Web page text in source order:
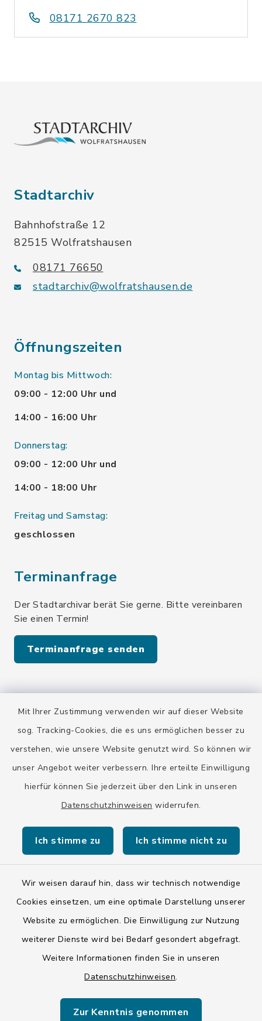
Mit Ihrer Zustimmung verwenden wir auf dieser Website
sog. Tracking-Cookies, die es uns ermöglichen besser zu
verstehen, wie unsere Website genutzt wird. So können wir
unser Angebot weiter verbessern. Ihre erteilte Einwilligung
hierfür können Sie jederzeit über den Link in unseren
Datenschutzhinweisen widerrufen.
Ich stimme zu Ich stimme nicht zu
Wir weisen darauf hin, dass wir technisch notwendige
Cookies einsetzen, um eine optimale Darstellung unserer
Website zu ermöglichen. Die Einwilligung zur Nutzung
weiterer Dienste wird bei Bedarf gesondert abgefragt.
Weitere Informationen finden Sie in unseren
Datenschutzhinweisen.
Zur Kenntnis genommen
08171 2670 823
Stadtarchiv
Bahnhofstraße 12
82515 Wolfratshausen
08171 76650
stadtarchiv@wolfratshausen.de
Öffnungszeiten
Montag bis Mittwoch:
09:00 - 12:00 Uhr und
14:00 - 16:00 Uhr
Donnerstag:
09:00 - 12:00 Uhr und
14:00 - 18:00 Uhr
Freitag und Samstag:
geschlossen
Terminanfrage
Der Stadtarchivar berät Sie gerne. Bitte vereinbaren
Sie einen Termin!
Terminanfrage senden
Quicklinks
Stadt Wolfratshausen
Kontakt
Barrierefreiheit
Impressum
ISIS 12
Sitemap
Cookie-Einstellungen